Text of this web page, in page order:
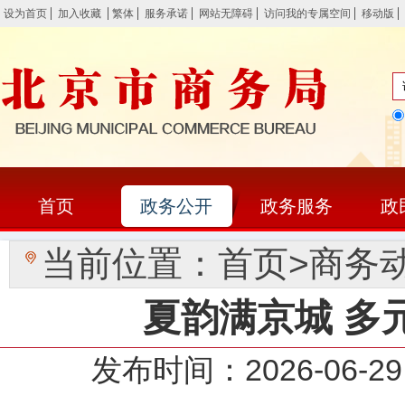
设为首页 加入收藏 繁体 服务承诺 网站无障碍 访问我的专属空间 移动版
首页 政务公开 政务服务 政
当前位置： 首页>商务
夏韵满京城 多
发布时间：2026-